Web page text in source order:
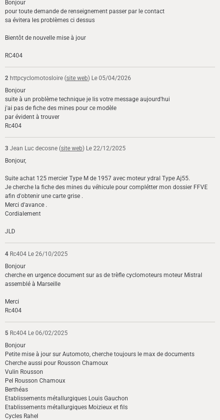
Bonjour
pour toute demande de renseignement passer par le contact
sa évitera les problèmes ci dessus
Bientôt de nouvelle mise à jour
RC404
2 httpcyclomotosloire (site web) Le 05/04/2026
Bonjour
suite à un problème technique je lis votre message aujourd'hui
j'ai pas de fiche des mines pour ce modèle
par évident à trouver
Rc404
3 Jean Luc decosne (site web) Le 22/12/2025
Bonjour,
Suite achat 125 mercier Type M de 1957 avec moteur ydral Type Aj55.
Je cherche la fiche des mines du véhicule pour complétter mon dossier FFVE
afin d'obtenir une carte grise .
Merci d'avance .
Cordialement
JLD
4 Rc404 Le 26/10/2025
Bonjour
cherche en urgence document sur as de trèfle cyclomoteurs moteur Mistral
assemblé à Marseille
Merci
Rc404
5 Rc404 Le 06/02/2025
Bonjour
Petite mise à jour sur Automoto, cherche toujours le max de documents
Cherche aussi pour Rousson Chamoux
Vulin Rousson
Pel Rousson Chamoux
Berthéas
Etablissements métallurgiques Louis Gauchon
Etablissements métallurgiques Moizieux et fils
Cycles Rahel